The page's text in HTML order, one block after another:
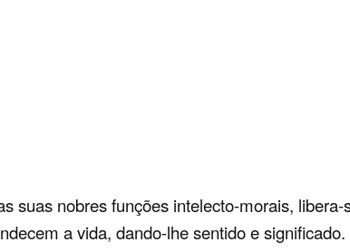
suas nobres funções intelecto-morais,
a vida, dando-lhe sentido e significado.